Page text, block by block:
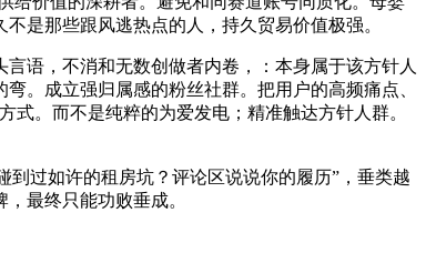
是那些跟风逃热点的人，持久贸易价值极强。
语，不消和无数创做者内卷，：本身属于该方针人
。成立强归属感的粉丝社群。把用户的高频痛点、
。而不是纯粹的为爱发电；精准触达方针人群。
过如许的租房坑？评论区说说你的履历”，垂类越
最终只能功败垂成。